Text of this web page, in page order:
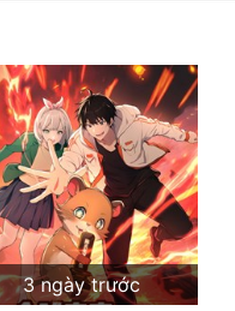
3 ngày trước